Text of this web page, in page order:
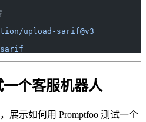
upload-sarif@v3
个客服机器人
展示如何用 Promptfoo 测试一个